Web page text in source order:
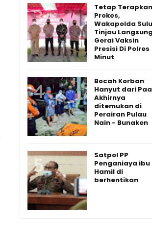
Tetap Terapkan
Prokes,
Wakapolda
Tinjau Langsung
Gerai Vaksin
Presisi Di Polres
Minut
Bocah Korban
Hanyut dari
Akhirnya
ditemukan di
Perairan Pulau
Nain - Bunaken
Satpol PP
Penganiaya ibu
Hamil di
berhentikan